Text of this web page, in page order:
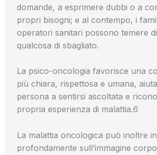
domande, a esprimere dubbi o a
propri bisogni; e al contempo, i
operatori sanitari possono temere
qualcosa di sbagliato.
La psico-oncologia favorisce una
più chiara, rispettosa e umana,
persona a sentirsi ascoltata e
propria esperienza di malattia.6
La malattia oncologica può inoltre
profondamente sull’immagine